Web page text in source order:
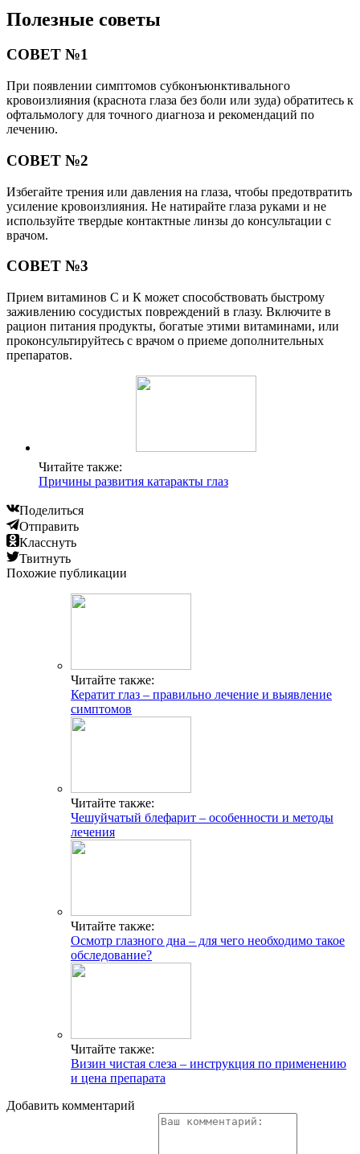
Полезные советы
СОВЕТ №1
При появлении симптомов субконъюнктивального
кровоизлияния (краснота глаза без боли или зуда) обратитесь к
офтальмологу для точного диагноза и рекомендаций по
лечению.
СОВЕТ №2
Избегайте трения или давления на глаза, чтобы предотвратить
усиление кровоизлияния. Не натирайте глаза руками и не
используйте твердые контактные линзы до консультации с
врачом.
СОВЕТ №3
Прием витаминов С и К может способствовать быстрому
заживлению сосудистых повреждений в глазу. Включите в
рацион питания продукты, богатые этими витаминами, или
проконсультируйтесь с врачом о приеме дополнительных
препаратов.
Читайте также:
Причины развития катаракты глаз
Поделиться
Отправить
Класснуть
Твитнуть
Похожие публикации
Читайте также:
Кератит глаз – правильно лечение и выявление
симптомов
Читайте также:
Чешуйчатый блефарит – особенности и методы
лечения
Читайте также:
Осмотр глазного дна – для чего необходимо такое
обследование?
Читайте также:
Визин чистая слеза – инструкция по применению
и цена препарата
Добавить комментарий